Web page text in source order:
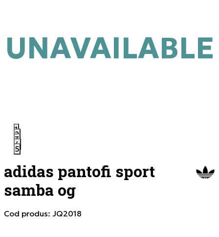
1
2
3
4
5
UNAVAILABLE
adidas pantofi sport
samba og
Cod produs: JQ2018